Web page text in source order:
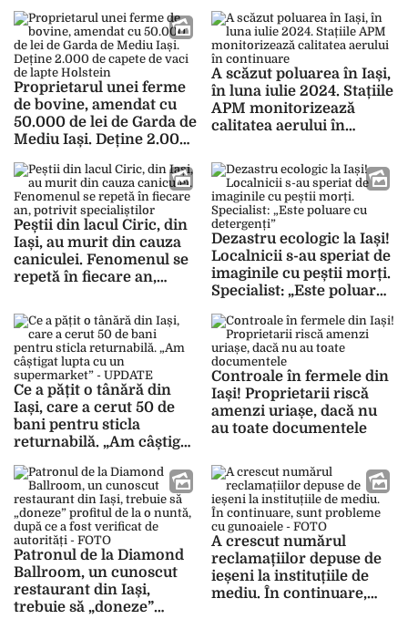
metropolitană
sunt disperați: „Mi-a fost
frică”
Proprietarul unei ferme
de bovine, amendat cu
50.000 de lei de Garda de
Mediu Iași. Deține 2.000
Holstein
A scăzut poluarea în Iași,
în luna iulie 2024. Stațiile
APM monitorizează
calitatea aerului în
Peștii din lacul Ciric, din
Iași, au murit din cauza
caniculei. Fenomenul se
repetă în fiecare an,
Dezastru ecologic la Iași!
Localnicii s-au speriat de
imaginile cu peștii morți.
Specialist: „Este poluare
Ce a pățit o tânără din
Iași, care a cerut 50 de
bani pentru sticla
returnabilă. „Am câștigat
supermarket” – UPDATE
Controale în fermele din
Iași! Proprietarii riscă
amenzi uriașe, dacă nu
au toate documentele
Patronul de la Diamond
Ballroom, un cunoscut
restaurant din Iași,
trebuie să „doneze”
A crescut numărul
reclamațiilor depuse de
ieșeni la instituțiile de
mediu. În continuare,